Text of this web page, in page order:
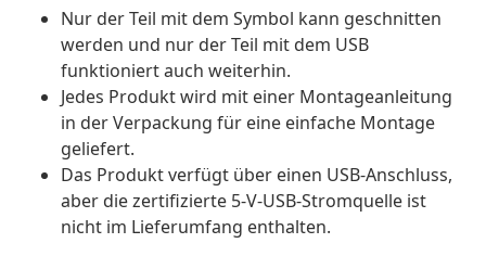
Nur der Teil mit dem Symbol kann geschnitten
werden und nur der Teil mit dem USB
funktioniert auch weiterhin.
Jedes Produkt wird mit einer Montageanleitung
in der Verpackung für eine einfache Montage
geliefert.
Das Produkt verfügt über einen USB-Anschluss,
aber die zertifizierte 5-V-USB-Stromquelle ist
nicht im Lieferumfang enthalten.